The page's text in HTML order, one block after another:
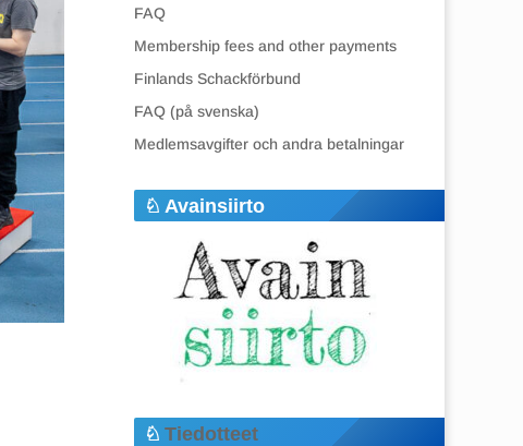
FAQ
Membership fees and other payments
Finlands Schackförbund
FAQ (på svenska)
Medlemsavgifter och andra betalningar
Avainsiirto
Tiedotteet